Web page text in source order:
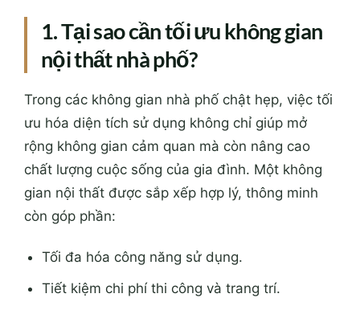
1. Tại sao cần tối ưu không gian
nội thất nhà phố?
Trong các không gian nhà phố chật hẹp, việc tối
ưu hóa diện tích sử dụng không chỉ giúp mở
rộng không gian cảm quan mà còn nâng cao
chất lượng cuộc sống của gia đình. Một không
gian nội thất được sắp xếp hợp lý, thông minh
còn góp phần:
Tối đa hóa công năng sử dụng.
Tiết kiệm chi phí thi công và trang trí.